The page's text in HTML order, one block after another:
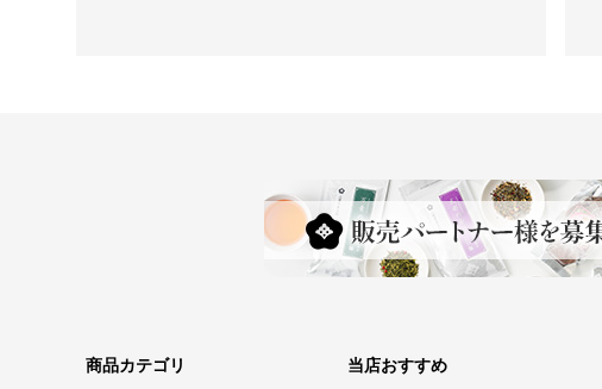
商品カテゴリ
当店おすすめ